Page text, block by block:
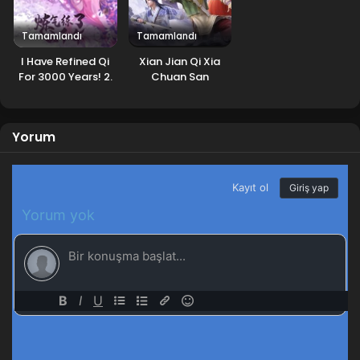
Blm 36 - Kasım 26, 2023
Legend of Xianwu 35.Bölüm
Blm 35 - Kasım 19, 2023
Legend of Xianwu 33.Bölüm
Legend of Xianwu 32.Bölüm
Legend of Xianwu 31.Bölüm
Tamamlandı
I Have Refined Qi
For 3000 Years! 2.
Tamamlandı
Xian Jian Qi Xia
Chuan San
Yorum